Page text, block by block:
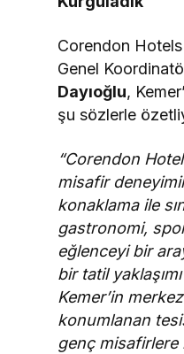
Corendon
Genel
Dayıoğlu,
şu sözlerle
“Corendon
misafir
konaklama ile
gastronomi,
eğlenceyi bir
bir tatil
Kemer’in
konumlanan
genç misafirlere